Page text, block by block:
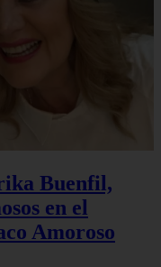
Buenfil,
en el
Amoroso